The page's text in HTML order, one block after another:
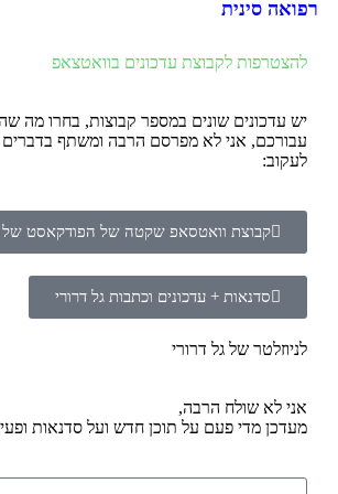
רפואה סינית
להצטרפות לקבוצת עדכונים בוואטצאפ
יש עדכונים שונים במספר קבוצות, בחרו מה
עבורכם, אני לא מפרסם הרבה ומשתף
לעקוב:
קבוצת וואטסאפ שקטה של הפודקאסט של
סדנאות + עדכונים וכתבות גל דרורי
לניוזלטר של גל דרורי
אני לא שולח הרבה,
מעדכן מדי פעם על תוכן חדש ועל סדנאות